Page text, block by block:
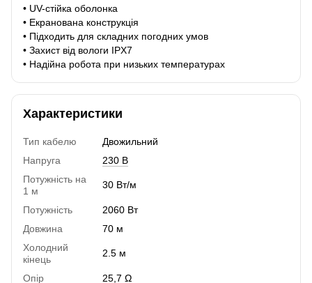
• UV-стійка оболонка
• Екранована конструкція
• Підходить для складних погодних умов
• Захист від вологи IPX7
• Надійна робота при низьких температурах
Характеристики
Тип кабелю
Двожильний
Напруга
230 В
Потужність на
1 м
30 Вт/м
Потужність
2060 Вт
Довжина
70 м
Холодний
кінець
2.5 м
Опір
25,7 Ω